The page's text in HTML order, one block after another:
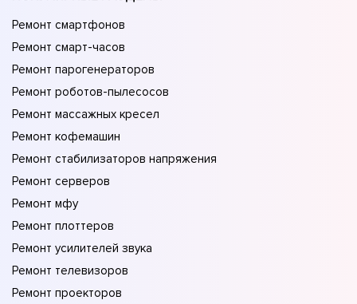
Ремонт смартфонов
Ремонт смарт-часов
Ремонт парогенераторов
Ремонт роботов-пылесосов
Ремонт массажных кресел
Ремонт кофемашин
Ремонт стабилизаторов напряжения
Ремонт серверов
Ремонт мфу
Ремонт плоттеров
Ремонт усилителей звука
Ремонт телевизоров
Ремонт проекторов